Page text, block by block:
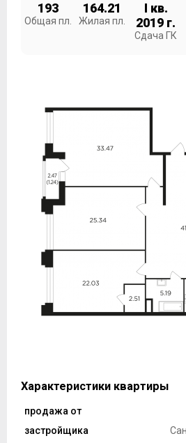
193
Общая пл.
164.21
Жилая пл.
I кв.
2019 г.
Сдача ГК
Характеристики квартиры
Тип сделки
продажа от
застройщика